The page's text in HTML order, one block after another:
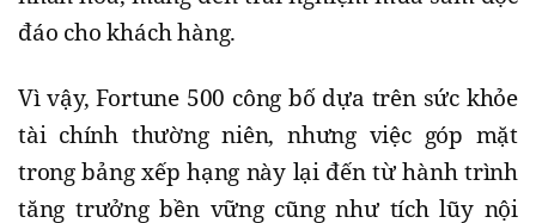
đáo cho khách hàng.
Vì vậy, Fortune 500 công bố dựa trên sức khỏe
tài chính thường niên, nhưng việc góp mặt
trong bảng xếp hạng này lại đến từ hành trình
tăng trưởng bền vững cũng như tích lũy nội